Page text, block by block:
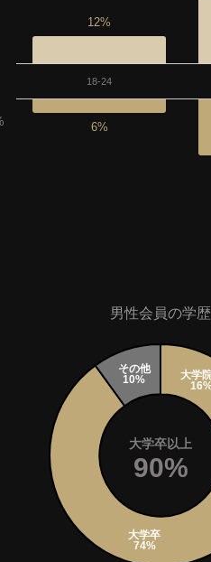
12%
18-24
6%
男性会員の学歴
大学卒以上
90%